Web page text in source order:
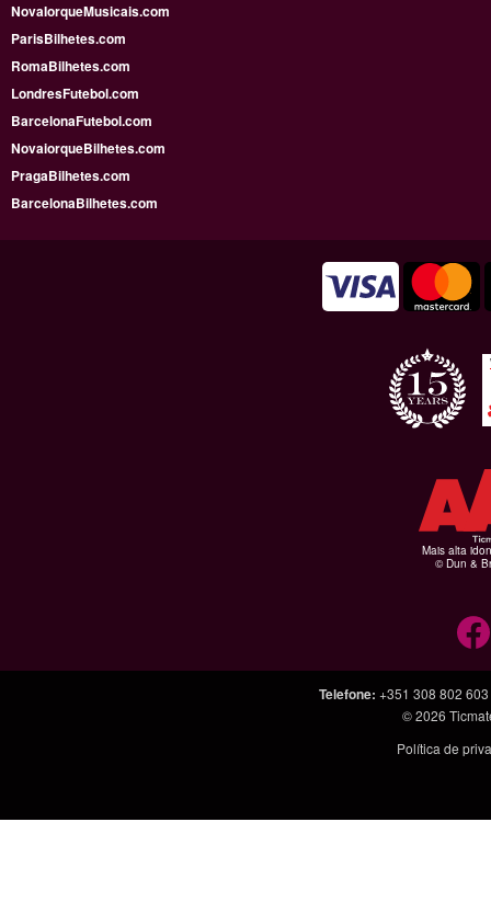
NovaIorqueMusicais.com
ParisBilhetes.com
RomaBilhetes.com
LondresFutebol.com
BarcelonaFutebol.com
NovaiorqueBilhetes.com
PragaBilhetes.com
BarcelonaBilhetes.com
Mais alta
© Dun &
Telefone: +351 308 802 603
© 2026
Política de